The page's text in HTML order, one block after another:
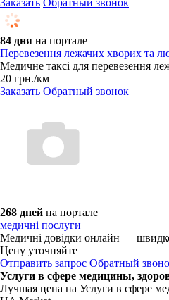
Заказать Обратный звонок
84 дня на портале
Перевезення лежачих хворих та
Медичне таксі для перевезення
20 грн./км
Заказать Обратный звонок
268 дней на портале
медичні послуги
Медичні довідки онлайн —
Цену уточняйте
Отправить запрос Обратный
Услуги в сфере медицины,
Лучшая цена на Услуги в сфере